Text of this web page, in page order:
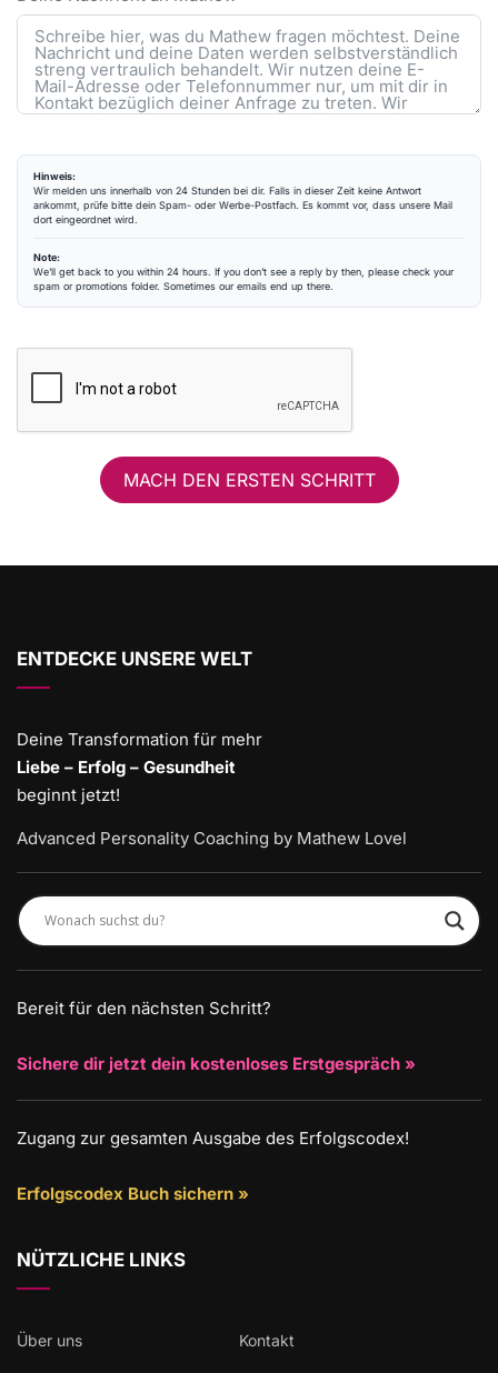
Hinweis:
Wir melden uns innerhalb von 24 Stunden bei dir. Falls in dieser Zeit keine Antwort
ankommt, prüfe bitte dein Spam- oder Werbe-Postfach. Es kommt vor, dass unsere Mail
dort eingeordnet wird.
Note:
We’ll get back to you within 24 hours. If you don’t see a reply by then, please check your
spam or promotions folder. Sometimes our emails end up there.
MACH DEN ERSTEN SCHRITT
ENTDECKE UNSERE WELT
Deine Transformation für mehr
Liebe – Erfolg – Gesundheit
beginnt jetzt!
Advanced Personality Coaching by Mathew Lovel
Bereit für den nächsten Schritt?
Sichere dir jetzt dein kostenloses Erstgespräch »
Zugang zur gesamten Ausgabe des Erfolgscodex!
Erfolgscodex Buch sichern »
NÜTZLICHE LINKS
Über uns Kontakt